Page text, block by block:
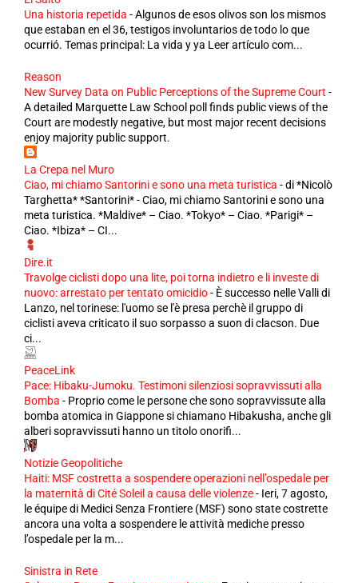
Una historia repetida -Algunos de esos olivos son los mismos
que estaban en el 36, testigos involuntarios de todo lo que
ocurrió. Temas principal: La vida y ya Leer artículo com...
Reason
New Survey Data on Public Perceptions of the Supreme Court -
A detailed Marquette Law School poll finds public views of the
Court are modestly negative, but most major recent decisions
enjoy majority public support.
La Crepa nel Muro
Ciao, mi chiamo Santorini e sono una meta turistica -di *Nicolò
Targhetta* *Santorini* - Ciao, mi chiamo Santorini e sono una
meta turistica. *Maldive* – Ciao. *Tokyo* – Ciao. *Parigi* –
Ciao. *Ibiza* – CI...
Dire.it
Travolge ciclisti dopo una lite, poi torna indietro e li investe di
nuovo: arrestato per tentato omicidio- È successo nelle Valli di
Lanzo, nel torinese: l'uomo se l'è presa perchè il gruppo di
ciclisti aveva criticato il suo sorpasso a suon di clacson. Due
ci...
PeaceLink
Pace: Hibaku-Jumoku. Testimoni silenziosi sopravvissuti alla
Bomba - Proprio come le persone che sono sopravvissute alla
bomba atomica in Giappone si chiamano Hibakusha, anche gli
alberi sopravvissuti hanno un titolo onorifi...
Notizie Geopolitiche
Haiti: MSF costretta a sospendere operazioni nell’ospedale per
la maternità di Cité Soleil a causa delle violenze- Ieri, 7 agosto,
le équipe di Medici Senza Frontiere (MSF) sono state costrette
ancora una volta a sospendere le attività mediche presso
l’ospedale per la m...
Sinistra in Rete